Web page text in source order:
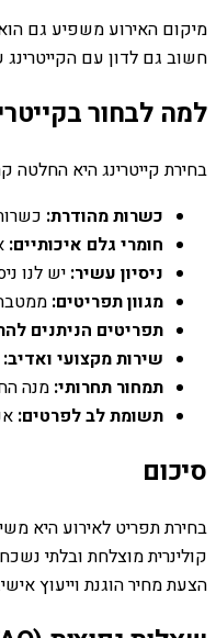
מיקום האירוע משפיע גם
חשוב גם לדון עם
למה לבחור
בחירת קייטרינג היא החלטה
כשרות מהודרת:
חומרי גלם איכותיים:
ניסיון עשיר: יש לנו
מגוון תפריטים:
תפריטים הניתנים
שירות מקצועי ואדיב:
תמחור תחרותי: מנה החל מ-50 ₪, המבטיח
תשומת לב לפרטים:
סיכום
בחירת תפריט לאירוע היא
קולינרית מוצלחת ובלתי
הצעת מחיר הוגנת וייעוץ